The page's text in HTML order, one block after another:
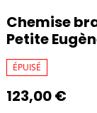
Chemise
Petite
ÉPUISÉ
123,00 €